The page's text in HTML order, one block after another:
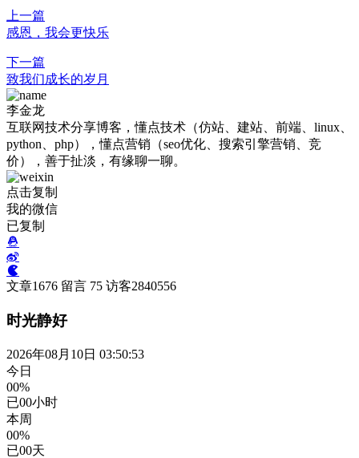
上一篇
感恩，我会更快乐
下一篇
致我们成长的岁月
李金龙
互联网技术分享博客，懂点技术（仿站、建站、前端、linux、
python、php），懂点营销（seo优化、搜索引擎营销、竞
价），善于扯淡，有缘聊一聊。
点击复制
我的微信
已复制
文章1676 留言 75 访客2840556
时光静好
2026年08月10日 03:50:53
今日
00%
已00小时
本周
00%
已00天